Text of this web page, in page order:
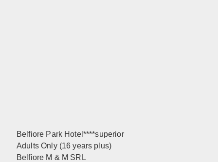
Belfiore Park Hotel****superior
Adults Only (16 years plus)
Belfiore M & M SRL